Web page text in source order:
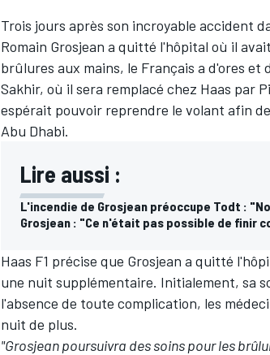
WEC
Trois jours après son incroyable accident
Romain Grosjean a quitté l'hôpital où il
brûlures aux mains, le Français a d'ores
Sakhir, où il sera remplacé chez Haas par
espérait pouvoir reprendre le volant afin
Abu Dhabi.
Lire aussi :
L'incendie de Grosjean préoccupe Todt :
Grosjean : "Ce n'était pas possible de finir
Haas F1 précise que Grosjean a quitté
une nuit supplémentaire. Initialement, sa
l'absence de toute complication, les
nuit de plus.
"Grosjean poursuivra des soins pour les